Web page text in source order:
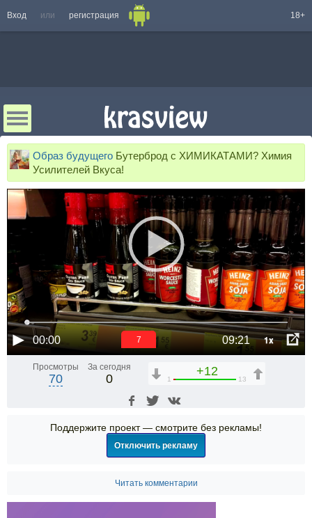
Вход или регистрация 18+
Образ будущего Бутерброд с ХИМИКАТАМИ? Химия
Усилителей Вкуса!
00:00 09:21 1x
7
Просмотры
70
За сегодня
0
+12
1 13
Поддержите проект — смотрите без рекламы!
Отключить рекламу
Читать комментарии